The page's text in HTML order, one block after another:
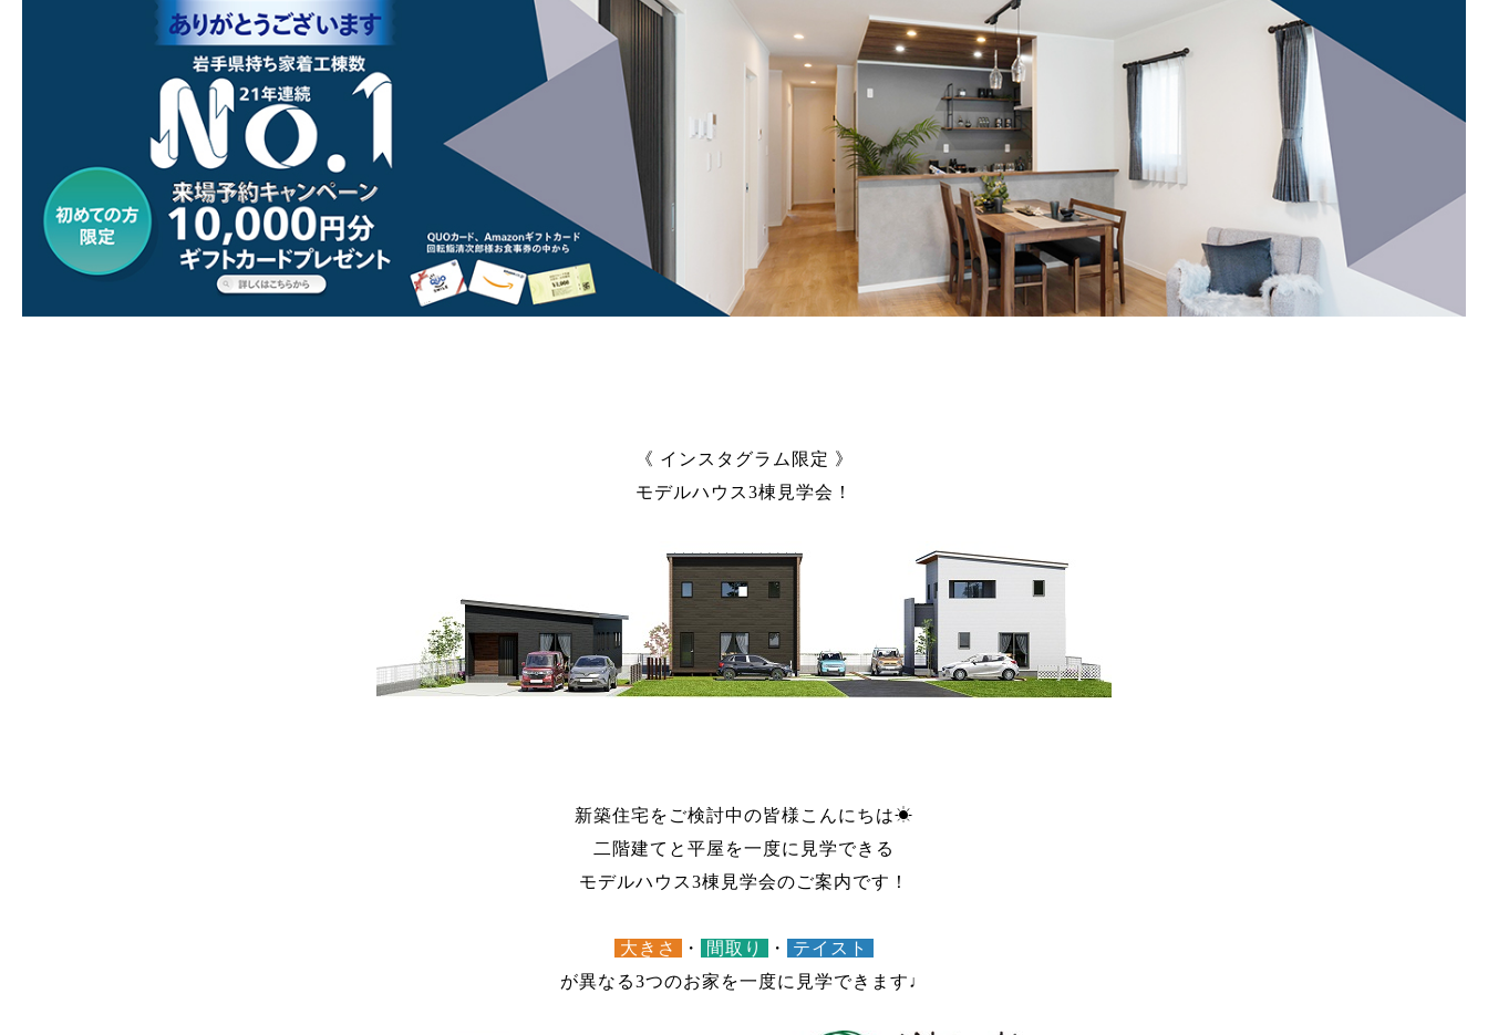
《 インスタグラム限定 》
モデルハウス3棟見学会！
新築住宅をご検討中の皆様こんにちは☀
二階建てと平屋を一度に見学できる
モデルハウス3棟見学会のご案内です！
大きさ ・ 間取り ・
テイスト
が異なる3つのお家を一度に見学できます♩